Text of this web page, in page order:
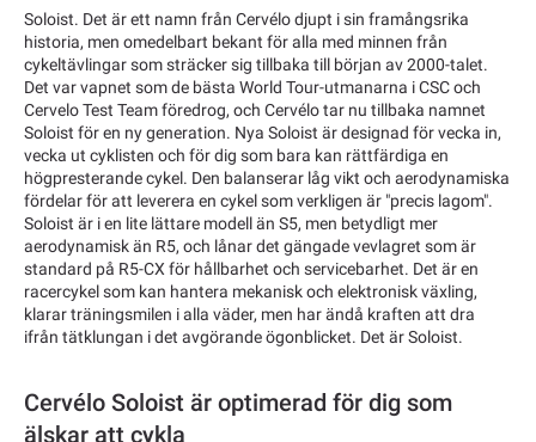
Soloist. Det är ett namn från Cervélo djupt i sin framångsrika
historia, men omedelbart bekant för alla med minnen från
cykeltävlingar som sträcker sig tillbaka till början av 2000-talet.
Det var vapnet som de bästa World Tour-utmanarna i CSC och
Cervelo Test Team föredrog, och Cervélo tar nu tillbaka namnet
Soloist för en ny generation. Nya Soloist är designad för vecka in,
vecka ut cyklisten och för dig som bara kan rättfärdiga en
högpresterande cykel. Den balanserar låg vikt och aerodynamiska
fördelar för att leverera en cykel som verkligen är "precis lagom".
Soloist är i en lite lättare modell än S5, men betydligt mer
aerodynamisk än R5, och lånar det gängade vevlagret som är
standard på R5-CX för hållbarhet och servicebarhet. Det är en
racercykel som kan hantera mekanisk och elektronisk växling,
klarar träningsmilen i alla väder, men har ändå kraften att dra
ifrån tätklungan i det avgörande ögonblicket. Det är Soloist.
Cervélo Soloist är optimerad för dig som
älskar att cykla